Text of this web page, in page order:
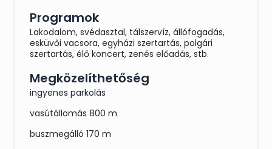
vörös), Vandál sörök: Brunszvik Pils és
Sakura meggyes-cseresznyés ale
Programok
Lakodalom, svédasztal, tálszervíz, állófogadás,
esküvői vacsora, egyházi szertartás, polgári
szertartás, élő koncert, zenés előadás, stb.
Megközelíthetőség
ingyenes parkolás
vasútállomás 800 m
buszmegálló 170 m